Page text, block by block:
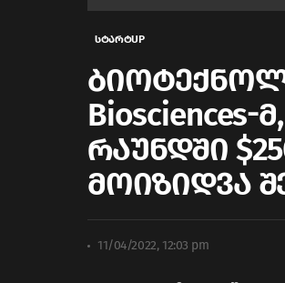
სტარტUP
Biosciences-
რაუნდში
მოიზიდვა
11/04/2022, 12:03 pm